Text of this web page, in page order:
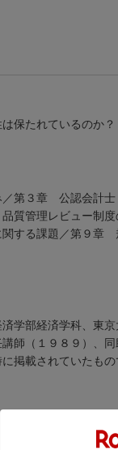
保たれているの
第３章 公認会計士
質管理レビュー制
する課題／第９章
学部経済学科、東
師（１９８９）、
掲載されていたもの